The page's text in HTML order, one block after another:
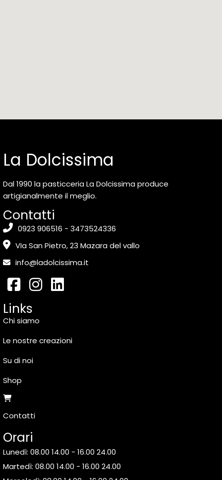
La Dolcissima
Dal 1990 la pasticceria La Dolcissima produce
artigianalmente il meglio.
Contatti
0923 906516 - 3473524336
VIa San Pietro, 23 Mazara del vallo
info@ladolcissima.it
Links
Chi siamo
Le nostre creazioni
Su di noi
Shop
Contatti
Orari
Lunedì: 08.00 14.00 - 16.00 24.00
Martedì: 08.00 14.00 - 16.00 24.00